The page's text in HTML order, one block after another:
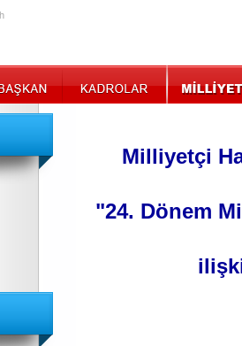
Milliyetçi
"24. Dönem